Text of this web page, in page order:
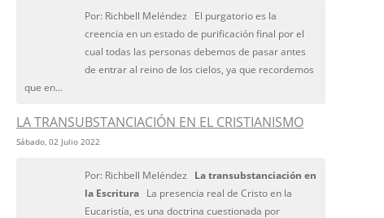
Por: Richbell Meléndez El purgatorio es la
creencia en un estado de purificación final por el
cual todas las personas debemos de pasar antes
de entrar al reino de los cielos, ya que recordemos
que en...
LA TRANSUBSTANCIACIÓN EN EL CRISTIANISMO
Sábado, 02 Julio 2022
Por: Richbell Meléndez La transubstanciación en
la Escritura La presencia real de Cristo en la
Eucaristía, es una doctrina cuestionada por